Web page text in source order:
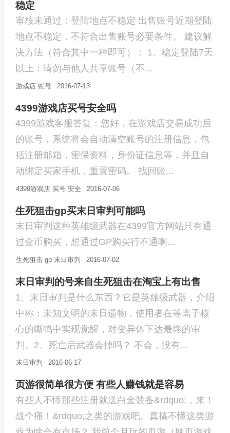
稳定
审核未通过：登陆地点不稳定 出售账号近期登陆
地点不稳定，不符合出售账号必要条件。 建议解
决方法（符合其中一种即可）： 1、稳定登陆7天
以上：请勿与他人共享账号（不...
游戏店 账号 2016-07-13
4399游戏店买号安全吗
4399游戏客服答复：您好，在游戏店交易成功后
的账号，系统将会自动清空账号的注册信息，包
括注册邮箱，密保资料，身份证信息等，并且自
动绑定买家手机，重置密码。 找回账...
4399游戏店 买号 安全 2016-07-06
生死狙击gp买末日审判可能吗
末日审判这种英雄级武器在4399官方网站只有通
过金币购买，想通过GP购买行不通啊...
生死狙击 gp 末日审判 2016-07-02
末日审判的号来自生死狙击在淘宝上有出售
1、末日审判是什么东西？它是英雄级武器，介绍
中称：未知文明的末日遗物，使用者在等离子核
心的嘶鸣中实现觉醒，对变异体下达最终的审
判。2、死亡后武器会掉吗？ 不会，没有...
末日审判 2016-06-17
页游很简单很方便 有些人赚钱就是容易
有些人不懂那些注册就送白金装备&rdquo;，来！
战个痛！&rdquo;之类的游戏吧。真搞不懂这类游